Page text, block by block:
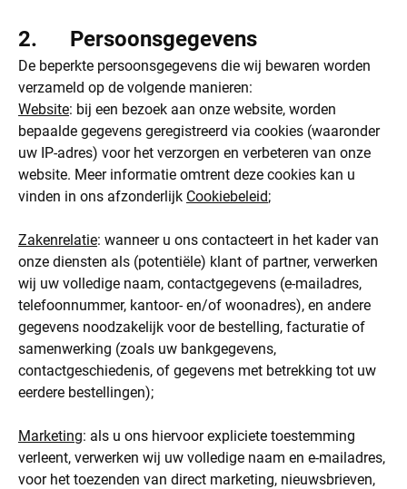
2. Persoonsgegevens
De beperkte persoonsgegevens die wij bewaren worden
verzameld op de volgende manieren:
Website: bij een bezoek aan onze website, worden
bepaalde gegevens geregistreerd via cookies (waaronder
uw IP-adres) voor het verzorgen en verbeteren van onze
website. Meer informatie omtrent deze cookies kan u
vinden in ons afzonderlijk Cookiebeleid;
Zakenrelatie: wanneer u ons contacteert in het kader van
onze diensten als (potentiële) klant of partner, verwerken
wij uw volledige naam, contactgegevens (e‑mailadres,
telefoonnummer, kantoor- en/of woonadres), en andere
gegevens noodzakelijk voor de bestelling, facturatie of
samenwerking (zoals uw bankgegevens,
contactgeschiedenis, of gegevens met betrekking tot uw
eerdere bestellingen);
Marketing: als u ons hiervoor expliciete toestemming
verleent, verwerken wij uw volledige naam en e‑mailadres,
voor het toezenden van direct marketing, nieuwsbrieven,